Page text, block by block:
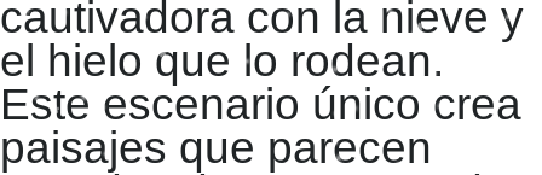
cautivadora con la nieve y
el hielo que lo rodean.
Este escenario único crea
paisajes que parecen